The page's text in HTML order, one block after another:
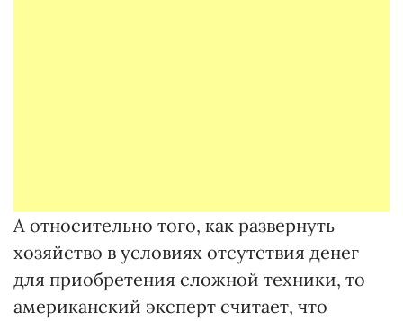
А относительно того, как развернуть
хозяйство в условиях отсутствия денег
для приобретения сложной техники, то
американский эксперт считает, что